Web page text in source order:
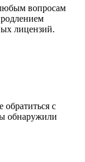
вопросам
лицензий.
обратиться с
обнаружили